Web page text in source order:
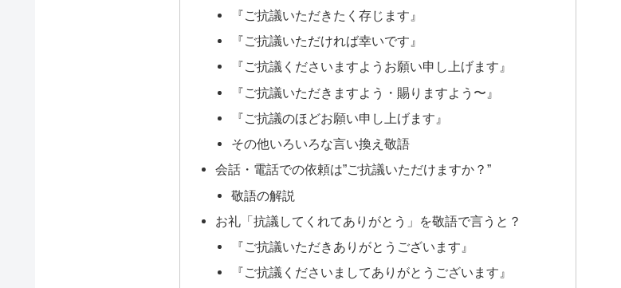
『ご抗議いただきたく存じます』
『ご抗議いただければ幸いです』
『ご抗議くださいますようお願い申し上げます』
『ご抗議いただきますよう・賜りますよう〜』
『ご抗議のほどお願い申し上げます』
その他いろいろな言い換え敬語
会話・電話での依頼は”ご抗議いただけますか？”
敬語の解説
お礼「抗議してくれてありがとう」を敬語で言うと？
『ご抗議いただきありがとうございます』
『ご抗議くださいましてありがとうございます』